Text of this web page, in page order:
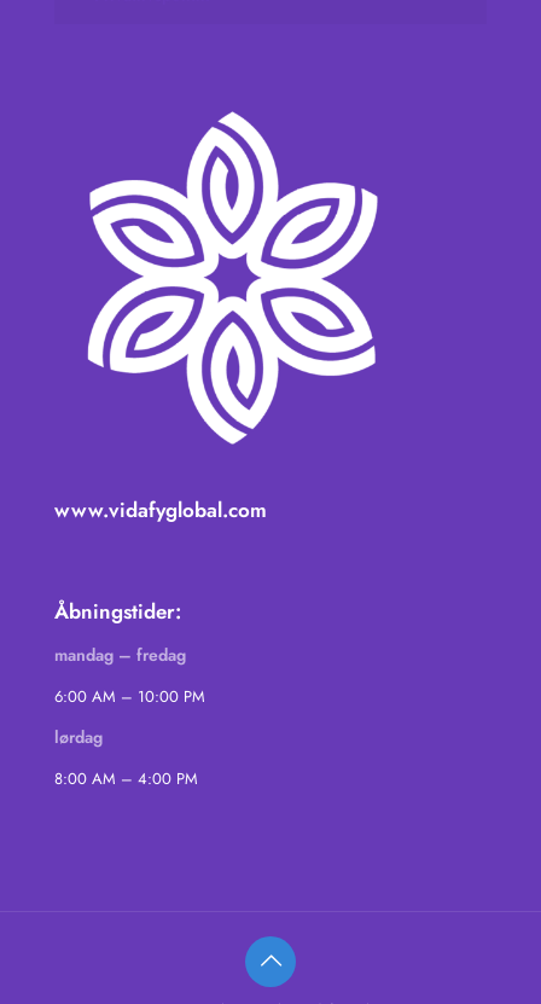
www.vidafyglobal.com
Åbningstider:
mandag – fredag
6:00 AM – 10:00 PM
lørdag
8:00 AM – 4:00 PM